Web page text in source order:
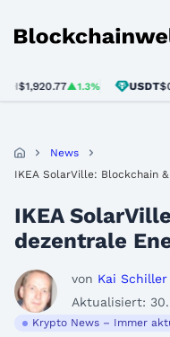
Blockchainwelt
▲1.3% USDT
News
IKEA SolarVille: Blockchain
IKEA
dezentrale
von Kai Schiller
Aktualisiert:
Krypto News – Immer